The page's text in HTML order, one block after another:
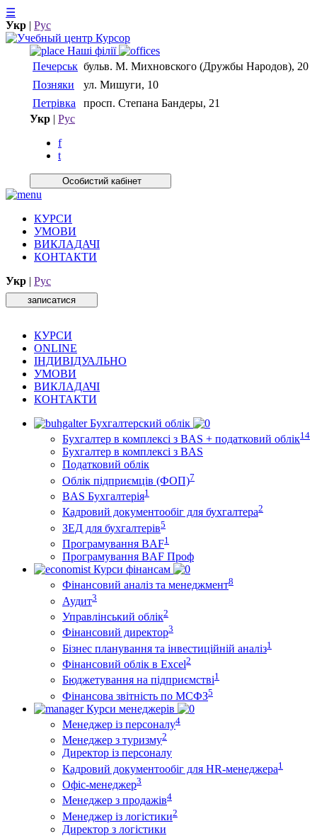
☰
Укр | Рус
Нашi фiлiї
Печерськ бульв. М. Михновского (Дружбы Народов), 20
Позняки
ул. Мишуги, 10
Петрівка
просп. Степана Бандеры, 21
Укр | Рус
f
t
Особистий кабiнет
КУРСИ
УМОВИ
ВИКЛАДАЧІ
КОНТАКТИ
Укр | Рус
записатися
КУРСИ
ONLINE
ІНДИВІДУАЛЬНО
УМОВИ
ВИКЛАДАЧІ
КОНТАКТИ
Бухгалтерский облік
Бухгалтер в комплексі з BAS + податковий облік14
Бухгалтер в комплексі з BAS
Податковий облік
Облік підприємців (ФОП)7
BAS Бухгалтерія1
Кадровий документообіг для бухгалтера2
ЗЕД для бухгалтерів5
Програмування BAF1
Програмування BAF Проф
Курси фінансам
Фінансовий аналіз та менеджмент8
Аудит3
Управлінський облік2
Фінансовий директор3
Бізнес планування та інвестиційній аналіз1
Фінансовий облiк в Excel2
Бюджетування на підприємстві1
Фінансова звітність по МСФЗ5
Курси менеджерів
Менеджер із персоналу4
Менеджер з туризму2
Директор iз персоналу
Кадровий документообіг для HR-менеджера1
Офіс-менеджер3
Менеджер з продажів4
Менеджер із логістики2
Директор з логістики